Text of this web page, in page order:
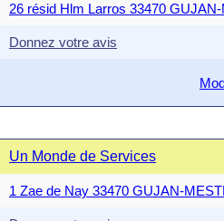
26 résid Hlm Larros 33470
Donnez votre avis
Un Monde de Services
1 Zae de Nay 33470 GUJAN-